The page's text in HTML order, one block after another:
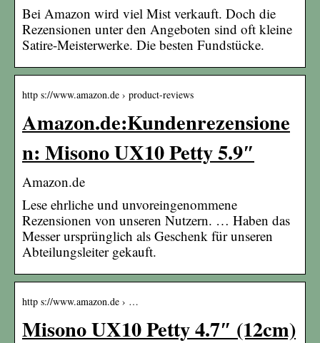
Bei Amazon wird viel Mist verkauft. Doch die
Rezensionen unter den Angeboten sind oft kleine
Satire-Meisterwerke. Die besten Fundstücke.
http s://www.amazon.de › product-reviews
Amazon.de:Kundenrezensione
n: Misono UX10 Petty 5.9″
Amazon.de
Lese ehrliche und unvoreingenommene
Rezensionen von unseren Nutzern. … Haben das
Messer ursprünglich als Geschenk für unseren
Abteilungsleiter gekauft.
http s://www.amazon.de › …
Misono UX10 Petty 4.7″ (12cm)